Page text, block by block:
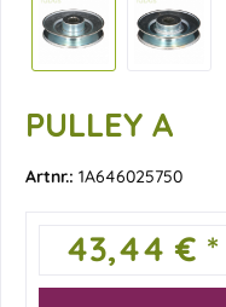
PULLEY A
Artnr.: 1A646025750
43,44 € *